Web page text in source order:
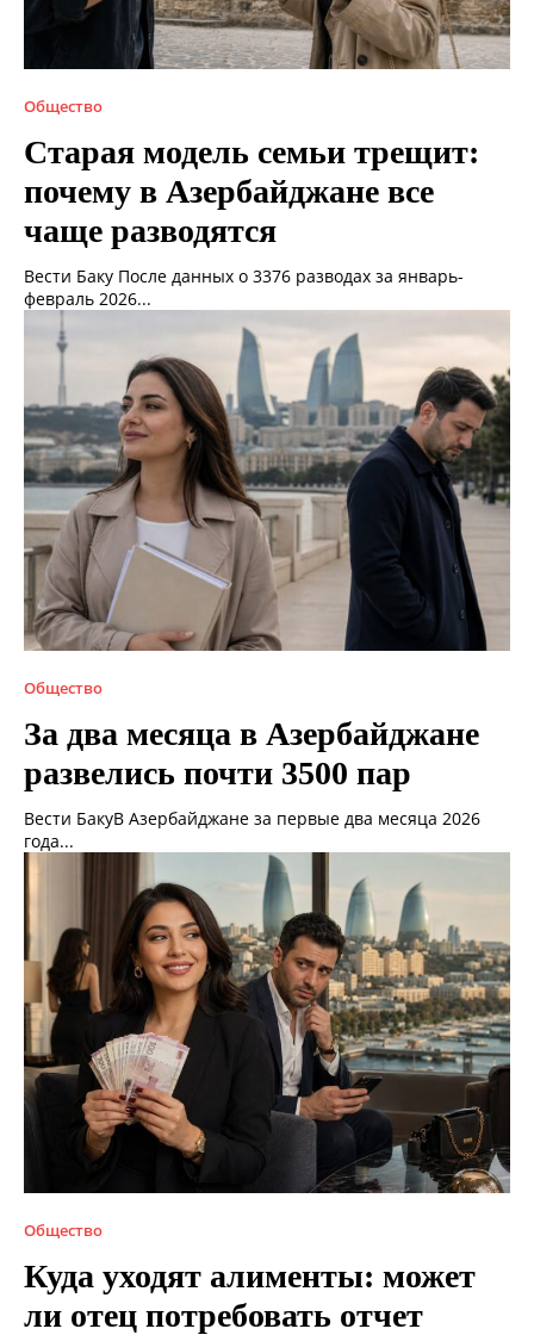
Общество
Старая модель семьи трещит:
почему в Азербайджане все
чаще разводятся
Вести Баку После данных о 3376 разводах за январь-
февраль 2026...
Общество
За два месяца в Азербайджане
развелись почти 3500 пар
Вести БакуВ Азербайджане за первые два месяца 2026
года...
Общество
Куда уходят алименты: может
ли отец потребовать отчет